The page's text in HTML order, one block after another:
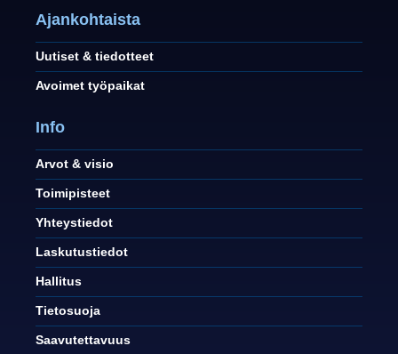
Ajankohtaista
Uutiset & tiedotteet
Avoimet työpaikat
Info
Arvot & visio
Toimipisteet
Yhteystiedot
Laskutustiedot
Hallitus
Tietosuoja
Saavutettavuus